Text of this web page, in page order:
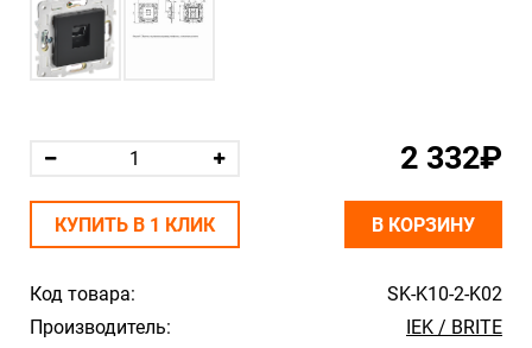
Код товара:
SK-K10-2-K02
Производитель:
IEK / BRITE
2 332₽
КУПИТЬ В 1 КЛИК В КОРЗИНУ